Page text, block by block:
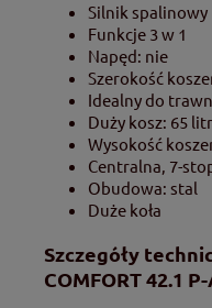
Silnik spalinowy
Funkcje 3 w 1
Napęd: nie
Szerokość
Idealny do
Duży kosz: 65
Wysokość
Centralna, 7-
Obudowa: stal
Duże koła
Szczegóły
COMFORT 42.1